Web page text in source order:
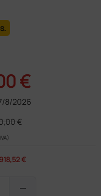
€
8/2026
€
€
remove